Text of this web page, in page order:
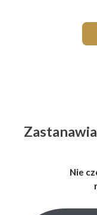
Nie